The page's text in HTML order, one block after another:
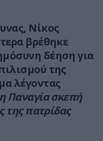
Νίκος
βρέθηκε
δέηση για
της
λέγοντας
η Παναγία σκεπή
της πατρίδας